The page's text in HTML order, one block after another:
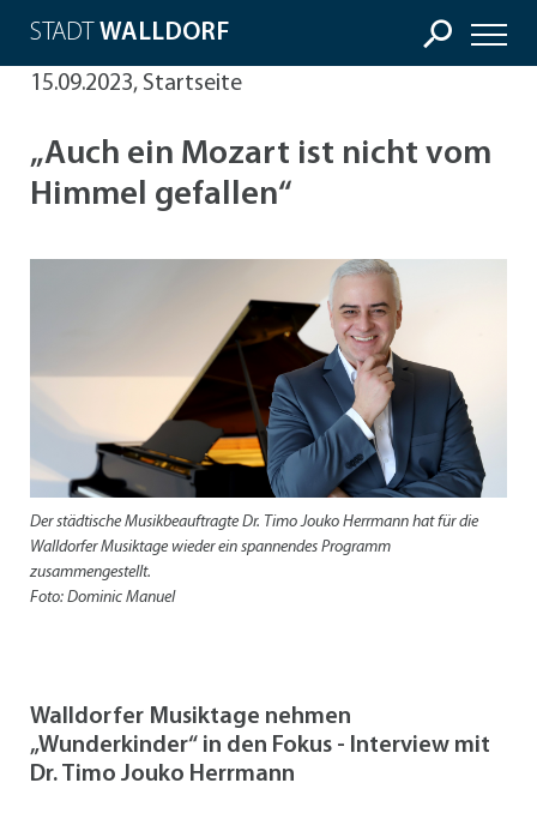
STADT WALLDORF
15.09.2023, Startseite
„Auch ein Mozart ist nicht vom
Himmel gefallen“
Der städtische Musikbeauftragte Dr. Timo Jouko Herrmann hat für die
Walldorfer Musiktage wieder ein spannendes Programm
zusammengestellt.
Foto: Dominic Manuel
Walldorfer Musiktage nehmen
„Wunderkinder“ in den Fokus - Interview mit
Dr. Timo Jouko Herrmann